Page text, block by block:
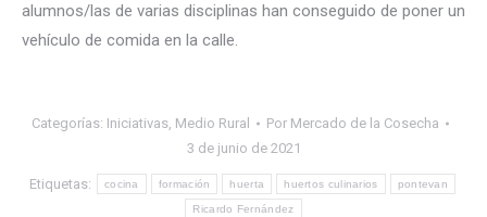
alumnos/las de varias disciplinas han conseguido de poner un
vehículo de comida en la calle.
Categorías: Iniciativas, Medio Rural Por Mercado de la Cosecha
3 de junio de 2021
Etiquetas: cocina formación huerta huertos culinarios pontevan
Ricardo Fernández